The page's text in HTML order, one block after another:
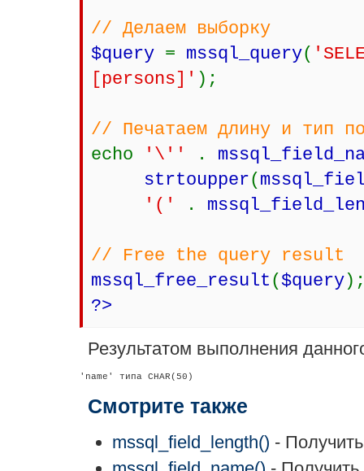
// Делаем выборку
$query = mssql_query(
[persons]' );
// Печатаем длину и тип
echo
'\'' .
strtoupper(
'('
.
// Free the query result
mssql_free_result ($query
?>
Результатом выполнения
Смотрите также
mssql_field_length() -